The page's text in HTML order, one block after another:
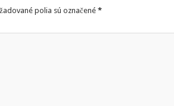
polia sú označené *